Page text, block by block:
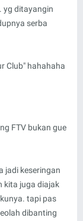
yg ditayangin
serba
Club" hahahaha
FTV bukan gue
jadi keseringan
kita juga diajak
tapi pas
dibanting